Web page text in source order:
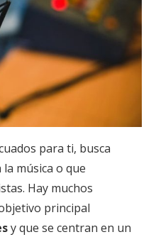
para ti, busca
música o que
Hay muchos
principal
y que se centran en un